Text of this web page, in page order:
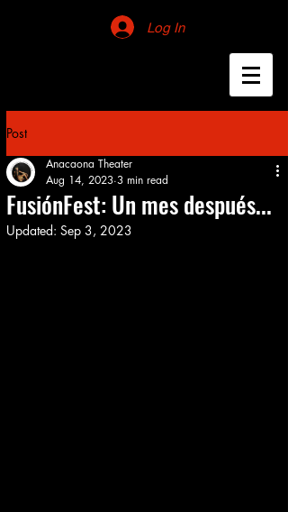
Log In
Post
FusiónFest: Un mes después...
Anacaona Theater
Aug 14, 2023 3 min read
Updated: Sep 3, 2023